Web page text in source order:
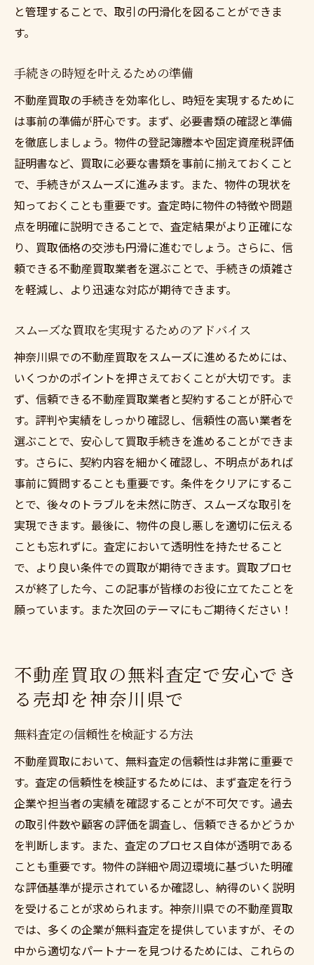
と管理することで、取引の円滑化を図ることができま
す。
手続きの時短を叶えるための準備
不動産買取の手続きを効率化し、時短を実現するために
は事前の準備が肝心です。まず、必要書類の確認と準備
を徹底しましょう。物件の登記簿謄本や固定資産税評価
証明書など、買取に必要な書類を事前に揃えておくこと
で、手続きがスムーズに進みます。また、物件の現状を
知っておくことも重要です。査定時に物件の特徴や問題
点を明確に説明できることで、査定結果がより正確にな
り、買取価格の交渉も円滑に進むでしょう。さらに、信
頼できる不動産買取業者を選ぶことで、手続きの煩雑さ
を軽減し、より迅速な対応が期待できます。
スムーズな買取を実現するためのアドバイス
神奈川県での不動産買取をスムーズに進めるためには、
いくつかのポイントを押さえておくことが大切です。ま
ず、信頼できる不動産買取業者と契約することが肝心で
す。評判や実績をしっかり確認し、信頼性の高い業者を
選ぶことで、安心して買取手続きを進めることができま
す。さらに、契約内容を細かく確認し、不明点があれば
事前に質問することも重要です。条件をクリアにするこ
とで、後々のトラブルを未然に防ぎ、スムーズな取引を
実現できます。最後に、物件の良し悪しを適切に伝える
ことも忘れずに。査定において透明性を持たせること
で、より良い条件での買取が期待できます。買取プロセ
スが終了した今、この記事が皆様のお役に立てたことを
願っています。また次回のテーマにもご期待ください！
不動産買取の無料査定で安心でき
る売却を神奈川県で
無料査定の信頼性を検証する方法
不動産買取において、無料査定の信頼性は非常に重要で
す。査定の信頼性を検証するためには、まず査定を行う
企業や担当者の実績を確認することが不可欠です。過去
の取引件数や顧客の評価を調査し、信頼できるかどうか
を判断します。また、査定のプロセス自体が透明である
ことも重要です。物件の詳細や周辺環境に基づいた明確
な評価基準が提示されているか確認し、納得のいく説明
を受けることが求められます。神奈川県での不動産買取
では、多くの企業が無料査定を提供していますが、その
中から適切なパートナーを見つけるためには、これらの